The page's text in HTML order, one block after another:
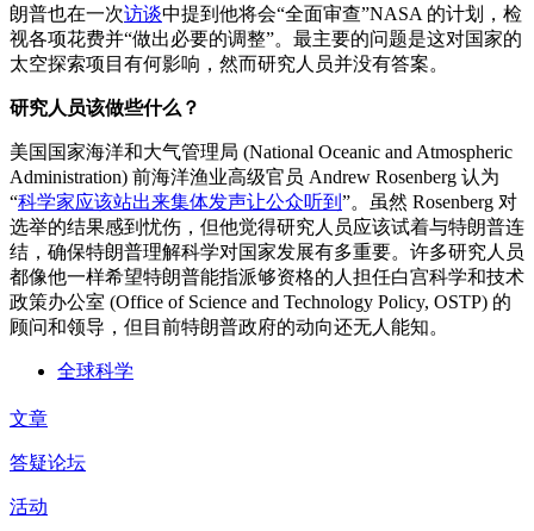
朗普也在一次访谈中提到他将会“全面审查”NASA 的计划，检
视各项花费并“做出必要的调整”。最主要的问题是这对国家的
太空探索项目有何影响，然而研究人员并没有答案。
研究人员该做些什么？
美国国家海洋和大气管理局 (National Oceanic and Atmospheric
Administration) 前海洋渔业高级官员 Andrew Rosenberg 认为
“科学家应该站出来集体发声让公众听到 ”。虽然 Rosenberg 对
选举的结果感到忧伤，但他觉得研究人员应该试着与特朗普连
结，确保特朗普理解科学对国家发展有多重要。许多研究人员
都像他一样希望特朗普能指派够资格的人担任白宫科学和技术
政策办公室 (Office of Science and Technology Policy, OSTP) 的
顾问和领导，但目前特朗普政府的动向还无人能知。
全球科学
文章
答疑论坛
活动